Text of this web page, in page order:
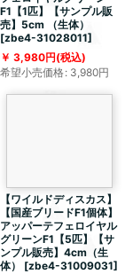
F1【1匹】【サンプル販
売】5cm （生体）
[zbe4-31028011]
3,980円(税込)
希望小売価格: 3,980円
【ワイルドディスカス】
【国産ブリードF1個体】
アッパーテフェロイヤル
グリーンF1【5匹】【サ
ンプル販売】4cm（生
体）
[zbe4-31009031]